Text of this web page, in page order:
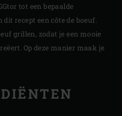
tot een bepaalde
recept een côte de boeuf.
grillen, zodat je een mooie
Op deze manier maak je